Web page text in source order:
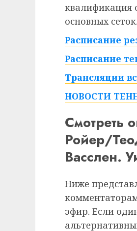
квалификация
основных сеток.
Расписание
Расписание
Трансляции
НОВОСТИ
Смотреть
Ройер/
Васслен.
Ниже
эфир. Если